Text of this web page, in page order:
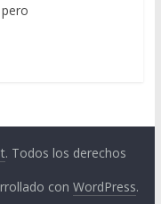
. Todos los derechos
conWordPress.